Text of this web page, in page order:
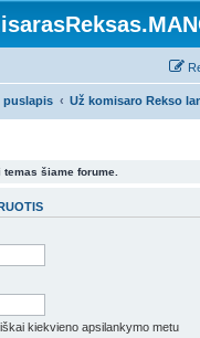
puslapis Už komisaro Rekso
šiame forume.
kiekvieno apsilankymo metu